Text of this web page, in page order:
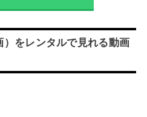
をレンタルで見れる動画